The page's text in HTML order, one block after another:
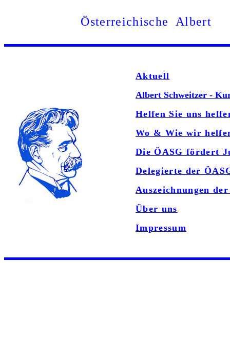
Österreichische Albert
Aktuell
Albert Schweitzer -
Helfen Sie uns
Wo & Wie wir
Die ÖASG fördert
Delegierte der
Auszeichnungen
Über uns
Impressum